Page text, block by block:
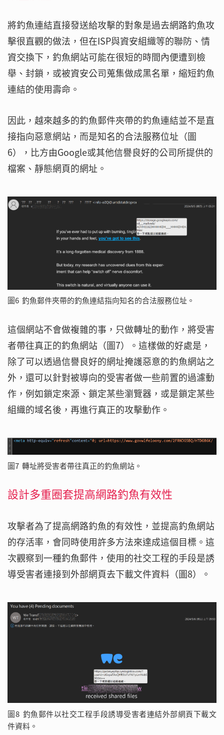
將釣魚連結直接發送給攻擊的對象是過去網路釣魚攻
擊很直觀的做法，但在ISP與資安組織等的聯防、情
資交換下，釣魚網站可能在很短的時間內便遭到檢
舉、封鎖，或被資安公司蒐集做成黑名單，縮短釣魚
連結的使用壽命。
因此，越來越多的釣魚郵件夾帶的釣魚連結並不是直
接指向惡意網站，而是知名的合法服務位址（圖
6），比方由Google或其他信譽良好的公司所提供的
檔案、靜態網頁的網址。
圖6 釣魚郵件夾帶的釣魚連結指向知名的合法服務位址。
這個網站不會做複雜的事，只做轉址的動作，將受害
者帶往真正的釣魚網站（圖7）。這樣做的好處是，
除了可以透過信譽良好的網址掩護惡意的釣魚網站之
外，還可以針對被導向的受害者做一些前置的過濾動
作，例如鎖定來源、鎖定某些瀏覽器，或是鎖定某些
組織的域名後，再進行真正的攻擊動作。
圖7 轉址將受害者帶往真正的釣魚網站。
設計多重圈套提高網路釣魚有效性
攻擊者為了提高網路釣魚的有效性，並提高釣魚網站
的存活率，會同時使用許多方法來達成這個目標。這
次觀察到一種釣魚郵件，使用的社交工程的手段是誘
導受害者連接到外部網頁去下載文件資料（圖8）。
圖8 釣魚郵件以社交工程手段誘導受害者連結外部網頁下載文
件資料。